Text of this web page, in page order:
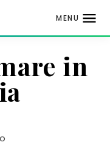
MENU
in